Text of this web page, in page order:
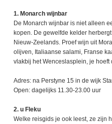
1. Monarch wijnbar
De Monarch wijnbar is niet alleen
kopen. De gewelfde kelder
Nieuw-Zeelands. Proef wijn uit
olijven, Italiaanse salami, Franse
vlakbij het Wenceslasplein, je
Adres: na Perstyne 15 in de wijk
Open: dagelijks 11.30-23.00 uur
2. u Fleku
Welke reisgids je ook leest, ze zijn